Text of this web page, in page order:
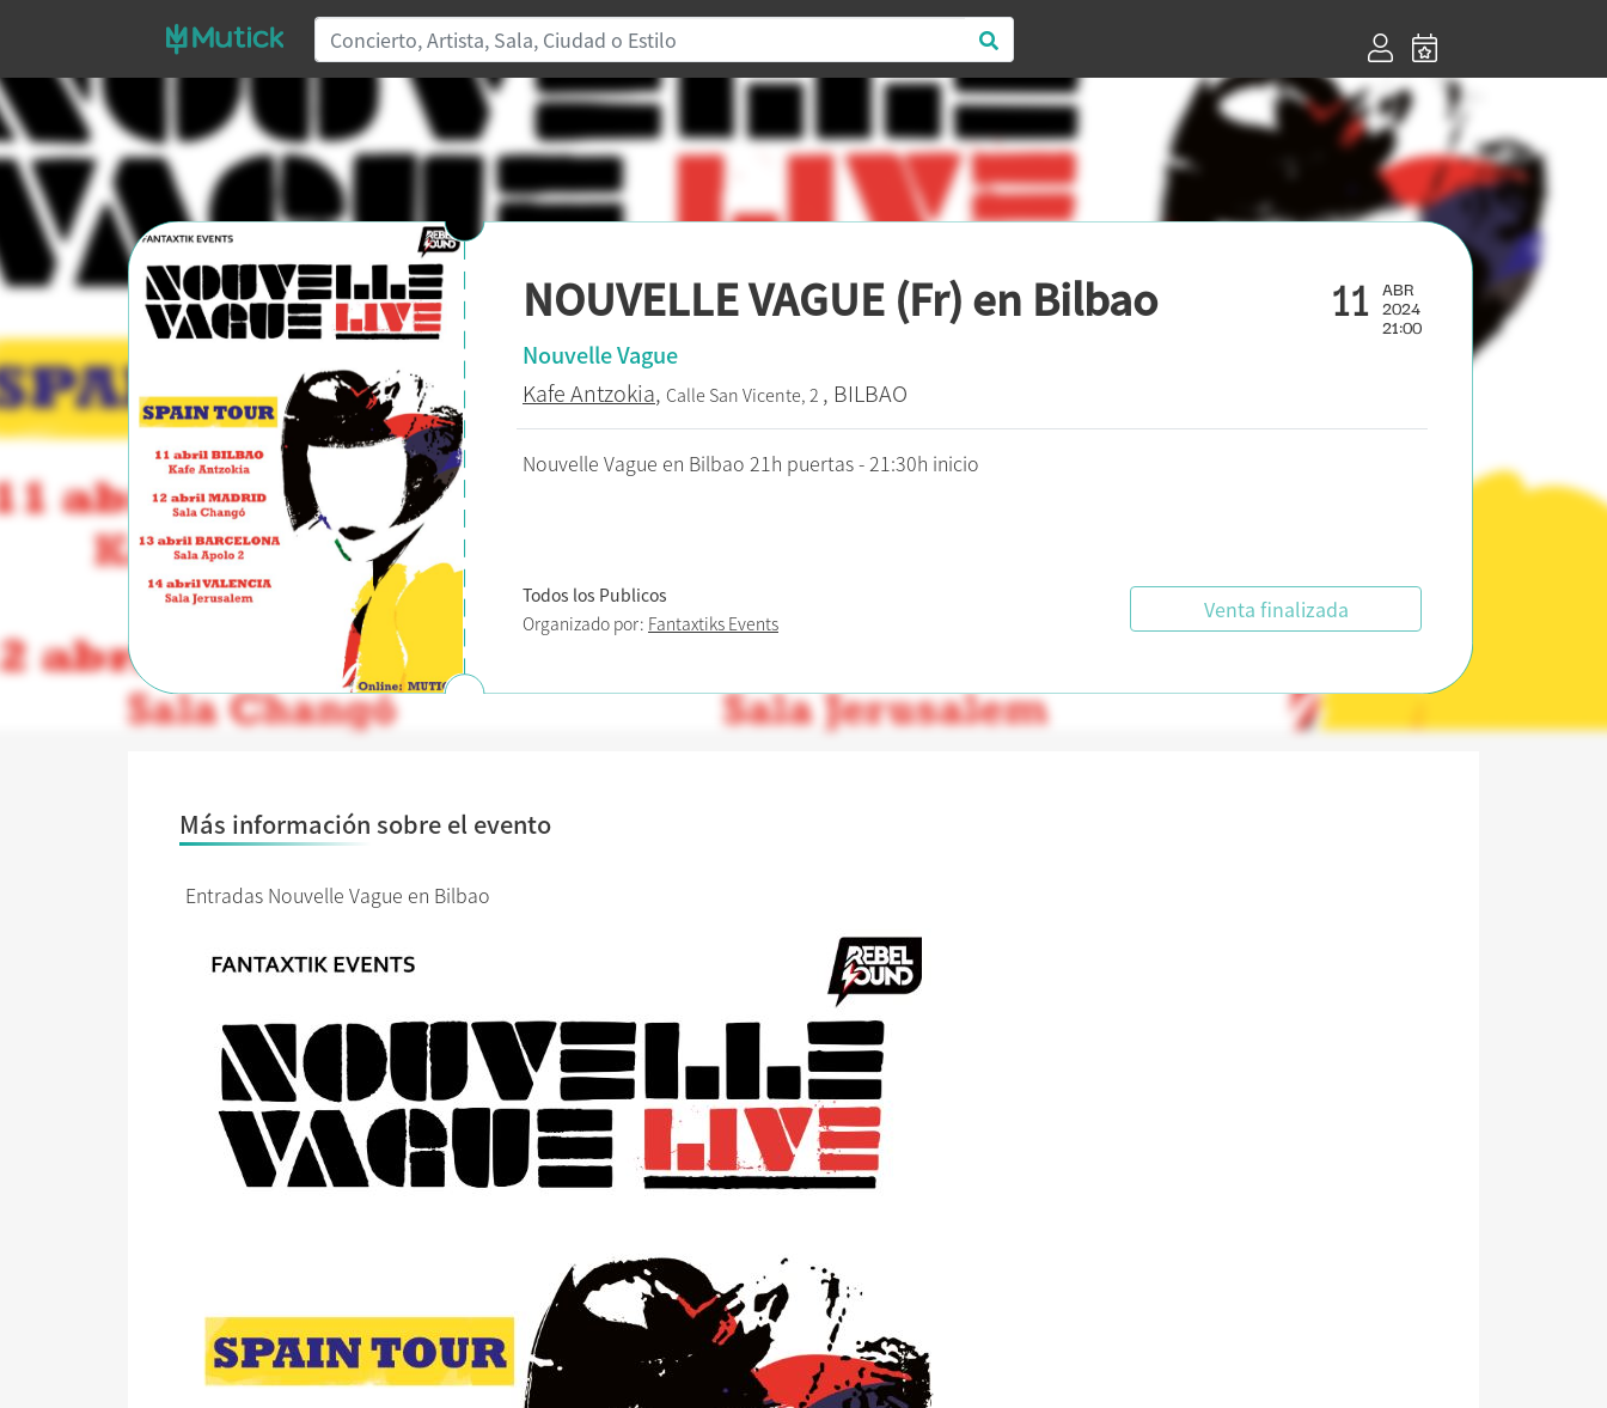
NOUVELLE VAGUE (Fr) en Bilbao 11 ABR
2024
21:00
Nouvelle Vague
Kafe Antzokia, Calle San Vicente, 2 , BILBAO
Nouvelle Vague en Bilbao 21h puertas - 21:30h inicio
Todos los Publicos
Organizado por: Fantaxtiks Events Venta finalizada
Más información sobre el evento
Entradas Nouvelle Vague en Bilbao